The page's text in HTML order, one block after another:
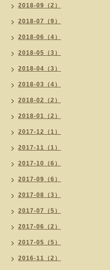
2018-09（2）
2018-07（9）
2018-06（4）
2018-05（3）
2018-04（3）
2018-03（4）
2018-02（2）
2018-01（2）
2017-12（1）
2017-11（1）
2017-10（6）
2017-09（6）
2017-08（3）
2017-07（5）
2017-06（2）
2017-05（5）
2016-11（2）